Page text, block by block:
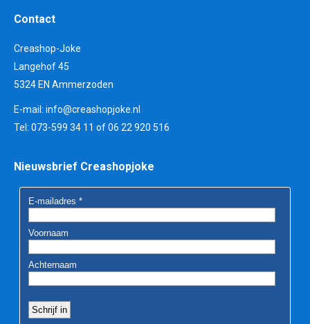
Contact
Creashop-Joke
Langehof 45
5324 EN Ammerzoden
E-mail: info@creashopjoke.nl
Tel: 073-599 34 11 of 06 22 920 516
Nieuwsbrief Creashopjoke